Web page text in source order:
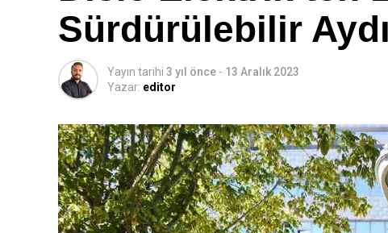
Sürdürülebilir
Yayın tarihi 3 yıl önce - 13 Aralık 2023
Yazar: editor